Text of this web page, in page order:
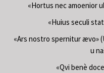
«Hortus nec amoenior
«Huius seculi
«Ars nostro spernitur ævo»
u
«Qvi benè